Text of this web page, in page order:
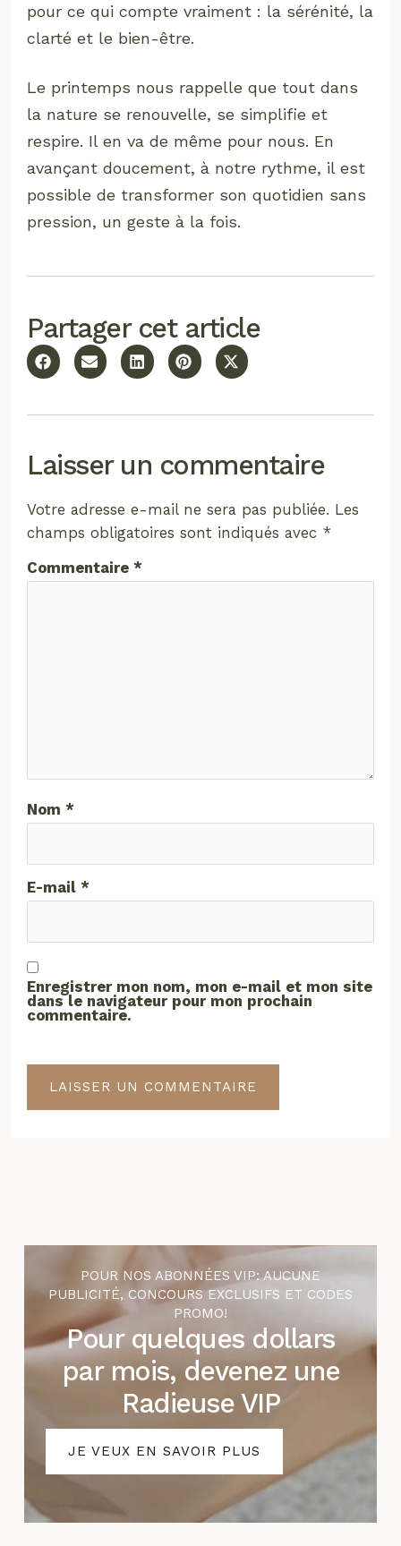
pour ce qui compte vraiment : la sérénité, la
clarté et le bien-être.
Le printemps nous rappelle que tout dans
la nature se renouvelle, se simplifie et
respire. Il en va de même pour nous. En
avançant doucement, à notre rythme, il est
possible de transformer son quotidien sans
pression, un geste à la fois.
Partager cet article
Laisser un commentaire
Votre adresse e-mail ne sera pas publiée. Les
champs obligatoires sont indiqués avec *
Commentaire*
Nom*
E-mail*
Enregistrer mon nom, mon e-mail et mon site
dans le navigateur pour mon prochain
commentaire.
POUR NOS ABONNÉES VIP: AUCUNE
PUBLICITÉ, CONCOURS EXCLUSIFS ET CODES
PROMO!
Pour quelques dollars
par mois, devenez une
Radieuse VIP
JE VEUX EN SAVOIR PLUS